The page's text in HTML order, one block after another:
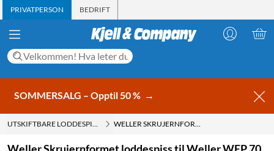
PRIVATPERSON BEDRIFT
SOMMERSALG – Opptil 50 % →
UTSKIFTBARE LODDESPISSER WELLER SKRUJERNFORMET LODDESPISS TIL WELLER WEP 70 1,6 MM